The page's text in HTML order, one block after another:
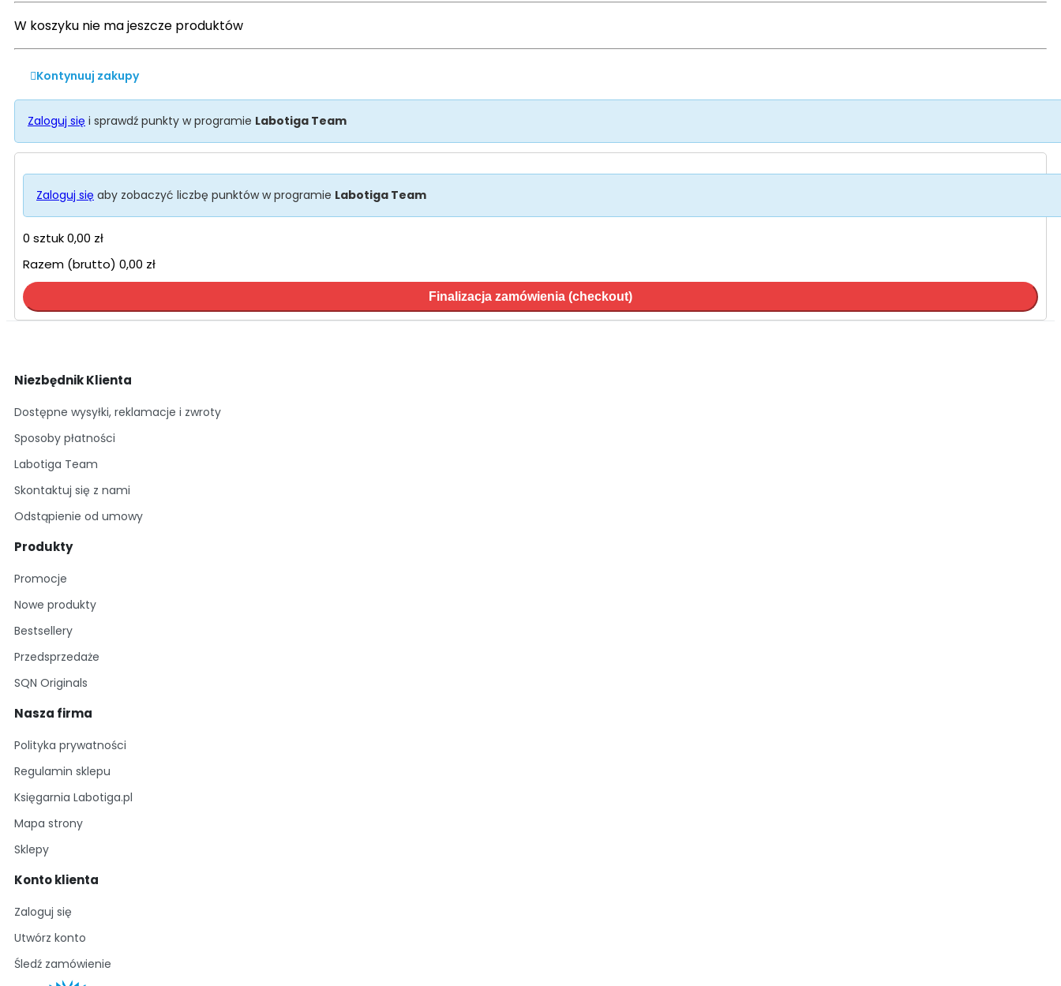
W koszyku nie ma jeszcze produktów
Kontynuuj zakupy
Zaloguj się i sprawdź punkty w programie Labotiga Team
Zaloguj się aby zobaczyć liczbę punktów w programie Labotiga Team
0 sztuk0,00 zł
Razem (brutto) 0,00 zł
Finalizacja zamówienia (checkout)
Niezbędnik Klienta
Dostępne wysyłki, reklamacje i zwroty
Sposoby płatności
Labotiga Team
Skontaktuj się z nami
Odstąpienie od umowy
Produkty
Promocje
Nowe produkty
Bestsellery
Przedsprzedaże
SQN Originals
Nasza firma
Polityka prywatności
Regulamin sklepu
Księgarnia Labotiga.pl
Mapa strony
Sklepy
Konto klienta
Zaloguj się
Utwórz konto
Śledź zamówienie